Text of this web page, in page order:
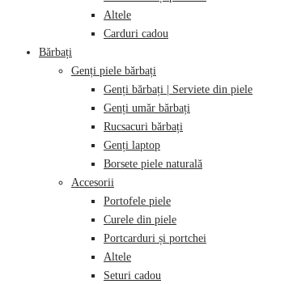
Altele
Carduri cadou
Bărbați
Genți piele bărbați
Genți bărbați | Serviete din piele
Genți umăr bărbați
Rucsacuri bărbați
Genți laptop
Borsete piele naturală
Accesorii
Portofele piele
Curele din piele
Portcarduri și portchei
Altele
Seturi cadou